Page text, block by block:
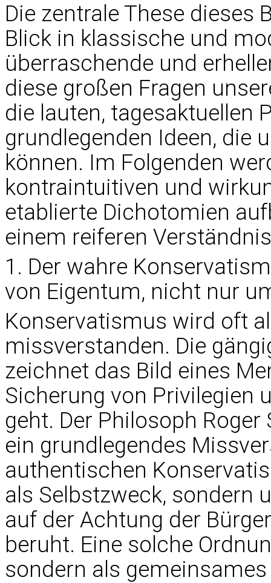
Die zentrale These dieses
Blick in klassische und
überraschende und
diese großen Fragen
die lauten, tagesaktuellen
grundlegenden Ideen, die
können. Im Folgenden
kontraintuitiven und
etablierte Dichotomien
einem reiferen
1. Der wahre
von Eigentum, nicht nur
Konservatismus wird oft
missverstanden. Die
zeichnet das Bild eines
Sicherung von Privilegien
geht. Der Philosoph
ein grundlegendes
authentischen
als Selbstzweck, sondern
auf der Achtung der
beruht. Eine solche
sondern als